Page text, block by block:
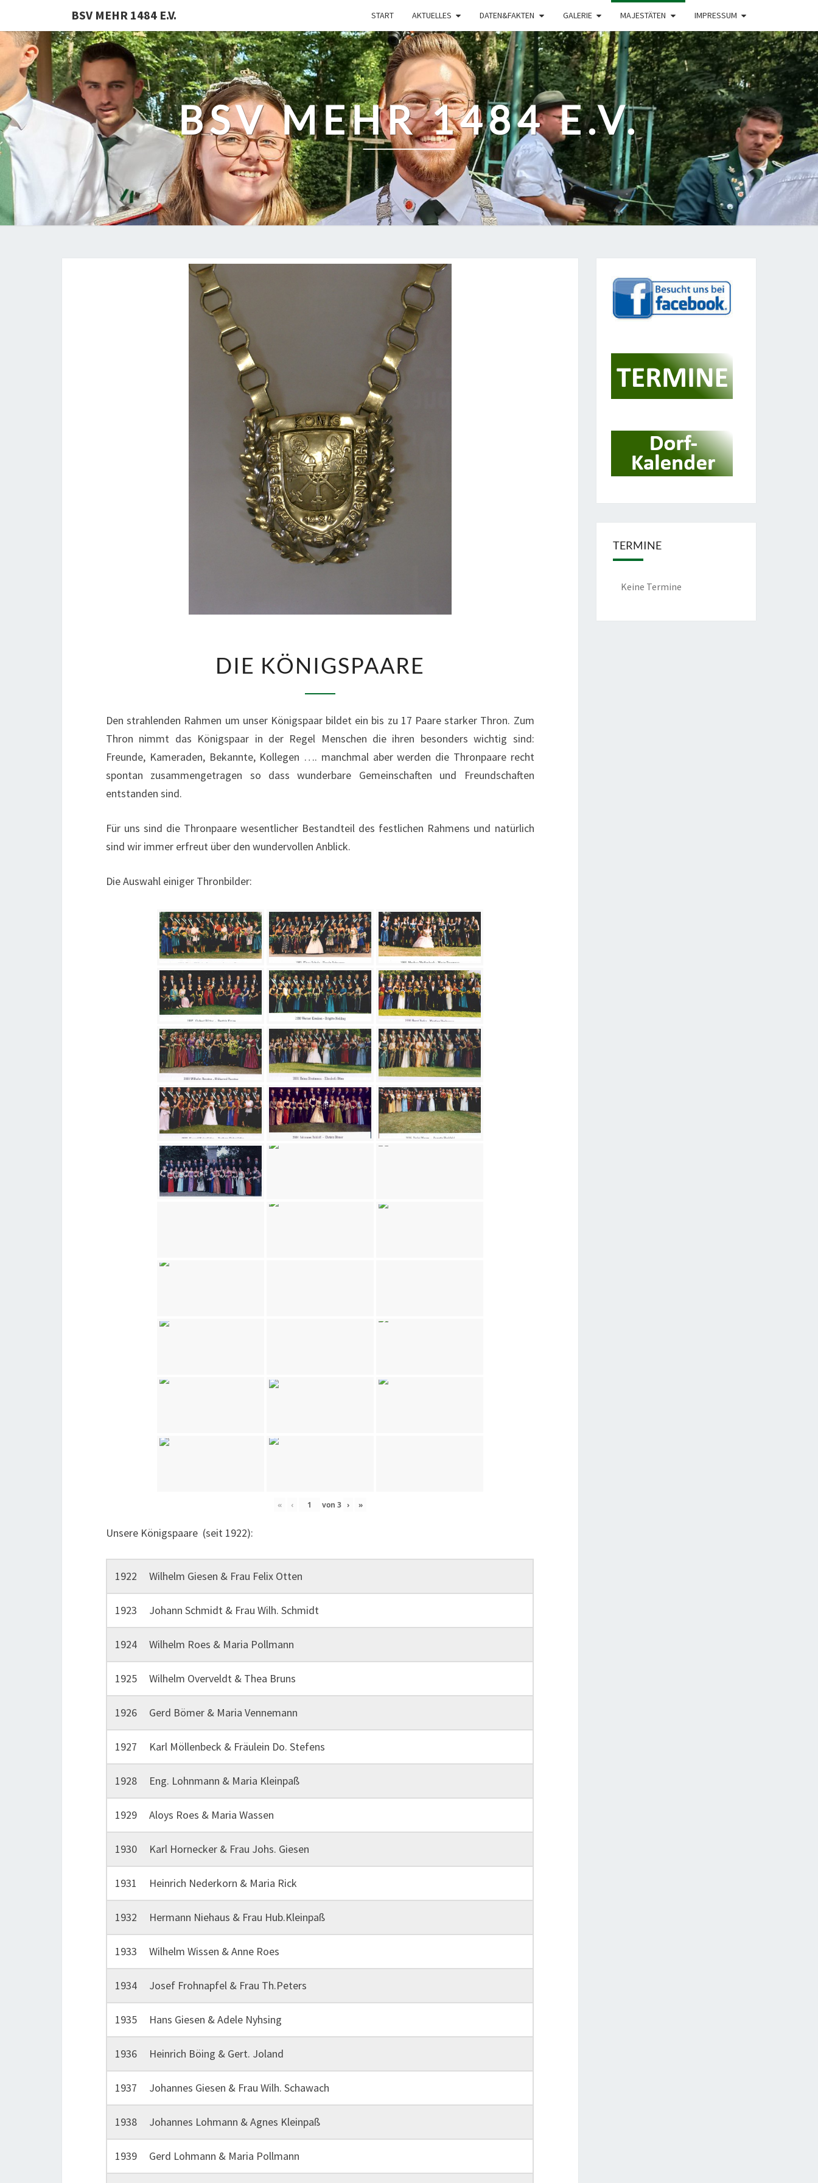
BSV MEHR 1484 E.V. START AKTUELLES DATEN&FAKTEN GALERIE MAJESTÄTEN IMPRESSUM
BSV MEHR 1484 E.V.
KÖNIGSPAARE
DIE KÖNIGSPAARE
Den strahlenden Rahmen um unser Königspaar bildet ein bis zu 17 Paare starker Thron. Zum
Thron nimmt das Königspaar in der Regel Menschen die ihren besonders wichtig sind:
Freunde, Kameraden, Bekannte, Kollegen …. manchmal aber werden die Thronpaare recht
spontan zusammengetragen so dass wunderbare Gemeinschaften und Freundschaften
entstanden sind.
Für uns sind die Thronpaare wesentlicher Bestandteil des festlichen Rahmens und natürlich
sind wir immer erfreut über den wundervollen Anblick.
Die Auswahl einiger Thronbilder:
« ‹ von 3 › »
Unsere Königspaare (seit 1922):
1922 Wilhelm Giesen & Frau Felix Otten
1923 Johann Schmidt & Frau Wilh. Schmidt
1924 Wilhelm Roes & Maria Pollmann
1925 Wilhelm Overveldt & Thea Bruns
1926 Gerd Bömer & Maria Vennemann
1927 Karl Möllenbeck & Fräulein Do. Stefens
1928 Eng. Lohnmann & Maria Kleinpaß
1929 Aloys Roes & Maria Wassen
1930 Karl Hornecker & Frau Johs. Giesen
1931 Heinrich Nederkorn & Maria Rick
1932 Hermann Niehaus & Frau Hub.Kleinpaß
1933 Wilhelm Wissen & Anne Roes
1934 Josef Frohnapfel & Frau Th.Peters
1935 Hans Giesen & Adele Nyhsing
1936 Heinrich Böing & Gert. Joland
1937 Johannes Giesen & Frau Wilh. Schawach
1938 Johannes Lohmann & Agnes Kleinpaß
1939 Gerd Lohmann & Maria Pollmann
TERMINE
Keine Termine